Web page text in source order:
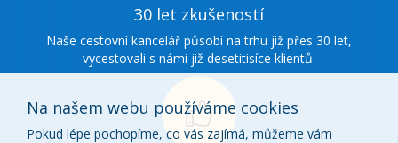
zkušenosti
30 let zkušeností
Naše cestovní kancelář působí na trhu již přes 30 let,
vycestovali s námi již desetitisíce klientů.
Na našem webu používáme cookies
Pokud lépe pochopíme, co vás zajímá, můžeme vám